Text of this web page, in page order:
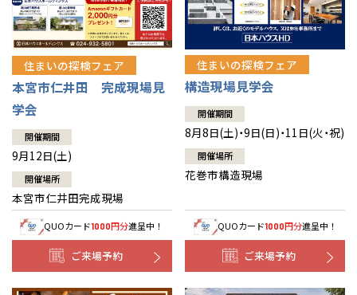
住まいの探検フェア
本宮市仁井田 完成現場見
学会
開催期間
9月12日(土)
開催場所
本宮市仁井田完成現場
QUOカード1000円分進呈中！
ご来場予約
住まいの探検フェア
構造現場見学会
開催期間
8月8日(土)・9日(日)・11日(火・祝)
開催場所
花巻市構造現場
QUOカード1000円分進呈中！
ご来場予約